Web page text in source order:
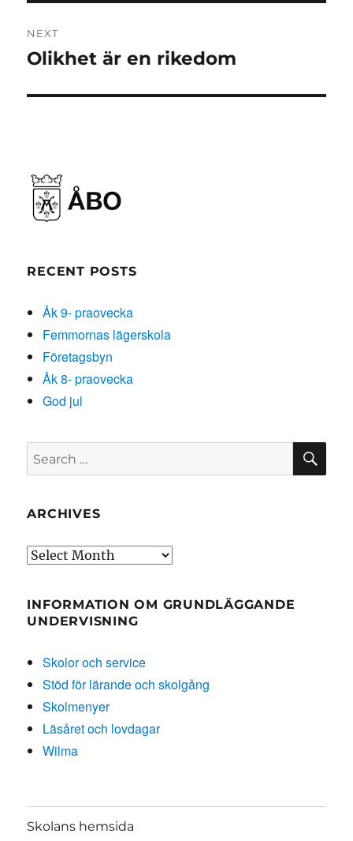
NEXT
Next
Olikhet är en rikedom
RECENT POSTS
Åk 9- praovecka
Femmornas lägerskola
Företagsbyn
Åk 8- praovecka
God jul
Search
for:
ARCHIVES
Archives
INFORMATION OM GRUNDLÄGGANDE
UNDERVISNING
Skolor och service
Stöd för lärande och skolgång
Skolmenyer
Läsåret och lovdagar
Wilma
Skolans hemsida